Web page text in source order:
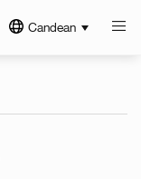
Candean